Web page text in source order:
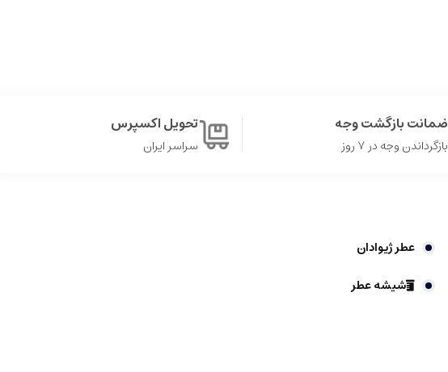
ضمانت بازگشت وجه
بازگرداندن وجه در ۷ روز
تحویل اکسپرس
سراسر ایران
عطر ژیوادان
شیشه عطر